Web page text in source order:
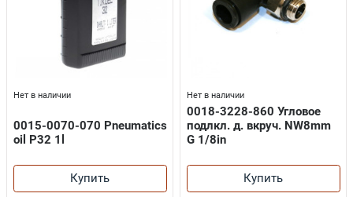
Нет в наличии
0015-0070-070 Pneumatics
oil P32 1l
Купить
Нет в наличии
0018-3228-860 Угловое
подлкл. д. вкруч. NW8mm
G 1/8in
Купить